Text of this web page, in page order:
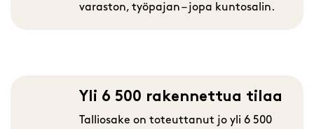
varaston, työpajan – jopa kuntosalin.
Yli 6 500 rakennettua tilaa
Talliosake on toteuttanut jo yli 6 500